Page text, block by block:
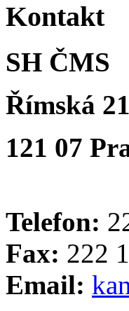
Kontakt
SH ČMS
Římská
121 07
Telefon:
Fax: 222
Email: